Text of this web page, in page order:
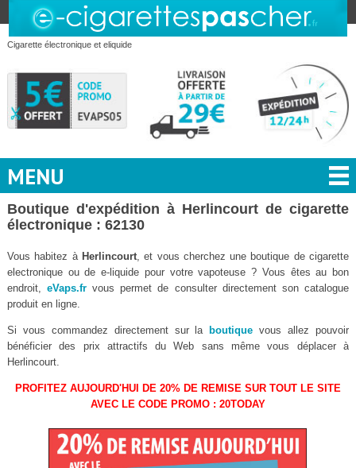
Cigarette électronique et eliquide
MENU
Boutique d'expédition à Herlincourt de cigarette
électronique : 62130
Vous habitez à Herlincourt, et vous cherchez une boutique de cigarette
electronique ou de e-liquide pour votre vapoteuse ? Vous êtes au bon
endroit,eVaps.fr vous permet de consulter directement son catalogue
produit en ligne.
Si vous commandez directement sur la boutique vous allez pouvoir
bénéficier des prix attractifs du Web sans même vous déplacer à
Herlincourt.
PROFITEZ AUJOURD'HUI DE 20% DE REMISE SUR TOUT LE SITE
AVEC LE CODE PROMO : 20TODAY